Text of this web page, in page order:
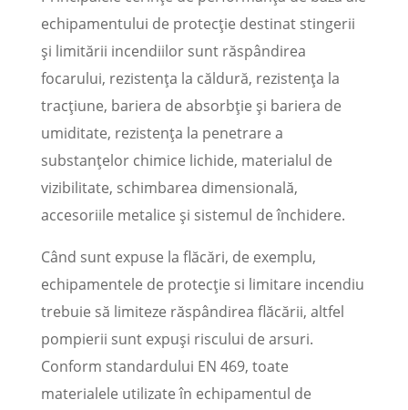
echipamentului de protecție destinat stingerii
şi limitării incendiilor sunt răspândirea
focarului, rezistența la căldură, rezistența la
tracțiune, bariera de absorbție și bariera de
umiditate, rezistența la penetrare a
substanțelor chimice lichide, materialul de
vizibilitate, schimbarea dimensională,
accesoriile metalice și sistemul de închidere.
Când sunt expuse la flăcări, de exemplu,
echipamentele de protecție si limitare incendiu
trebuie să limiteze răspândirea flăcării, altfel
pompierii sunt expuși riscului de arsuri.
Conform standardului EN 469, toate
materialele utilizate în echipamentul de